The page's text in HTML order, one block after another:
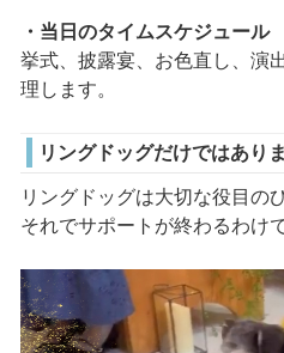
・当日のタイムスケジュール
挙式、披露宴、お色直し、演
理します。
リングドッグだけではあり
リングドッグは大切な役目の
それでサポートが終わるわけ